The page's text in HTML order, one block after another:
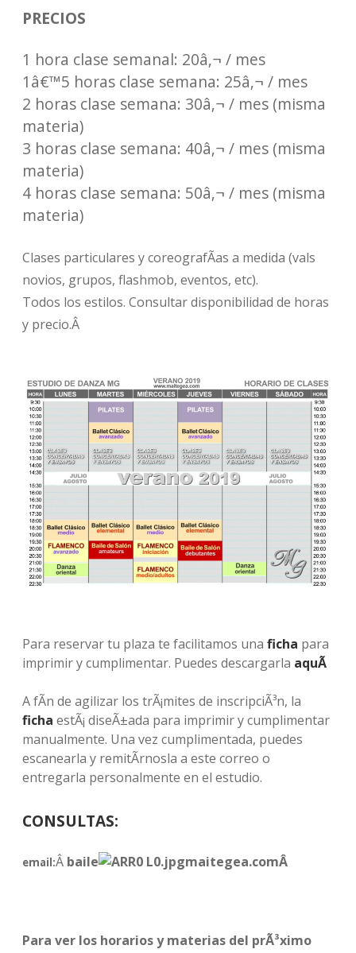
PRECIOS
1 hora clase semanal: 20â‚¬ / mes
1â€™5 horas clase semana: 25â‚¬ / mes
2 horas clase semana: 30â‚¬ / mes (misma
materia)
3 horas clase semana: 40â‚¬ / mes (misma
materia)
4 horas clase semana: 50â‚¬ / mes (misma
materia)
Clases particulares y coreografÃ­as a medida (vals
novios, grupos, flashmob, eventos, etc).
Todos los estilos. Consultar disponibilidad de horas
y precio.Â
Para reservar tu plaza te facilitamos una ficha para
imprimir y cumplimentar. Puedes descargarla aquÃ­
A fÃ­n de agilizar los trÃ¡mites de inscripciÃ³n, la
ficha estÃ¡ diseÃ±ada para imprimir y cumplimentar
manualmente. Una vez cumplimentada, puedes
escanearla y remitÃ­rnosla a este correo o
entregarla personalmente en el estudio.
CONSULTAS:
email:Â baile maitegea.comÂ
Para ver los horarios y materias del prÃ³ximo